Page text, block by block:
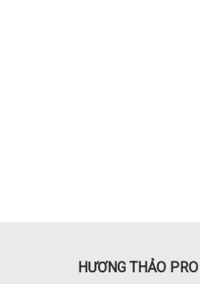
HƯƠNG THẢO PRO